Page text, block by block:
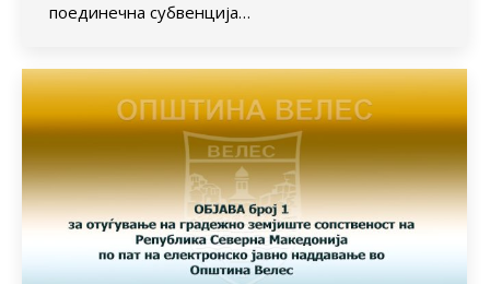
поединечна субвенција…